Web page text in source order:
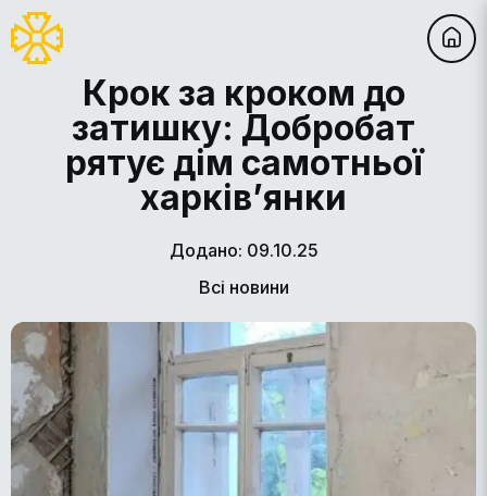
Крок за кроком до
затишку: Добробат
рятує дім самотньої
харків’янки
Додано: 09.10.25
Всі новини